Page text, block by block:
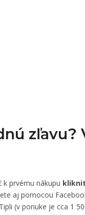
zľavu?
k prvému nákupu
aj pomocou
(v ponuke je cca 1